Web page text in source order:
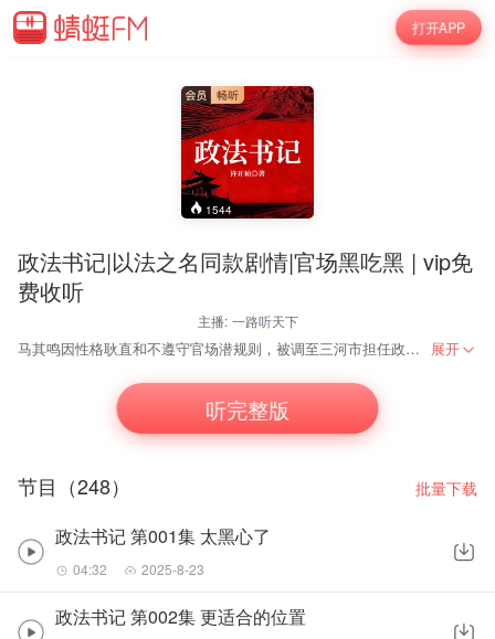
打开APP
1544
政法书记|以法之名同款剧情|官场黑吃黑 | vip免
费收听
主播: 一路听天下
马其鸣因性格耿直和不遵守官场潜规则，被调至三河市担任政法委书记。他的前任曾发誓揭开黑幕，却反遭“双规”。马其鸣初来乍到，如何分清“敌友”？如何撕开省委大院里“老大”编织的巨网？如何避开前面的重重雷区？小小的看守所，为何屡次发生人犯猝死事件？这些非正常死亡的背后，隐藏着怎样惊天的阴谋…… 《政法书记》揭开了一双双黑手编织的黑幕。他们的组织极其隐蔽，幕后老板深藏不露，爪牙活动在各个角落，随时都可能对知情者反扑…… 展开
听完整版
节目（248） 批量下载
政法书记 第001集 太黑心了
04:32 2025-8-23
政法书记 第002集 更适合的位置